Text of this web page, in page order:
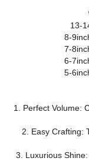
13-
8-
7-
6-
5-
1. Perfect Volume:
2. Easy Crafting:
3. Luxurious